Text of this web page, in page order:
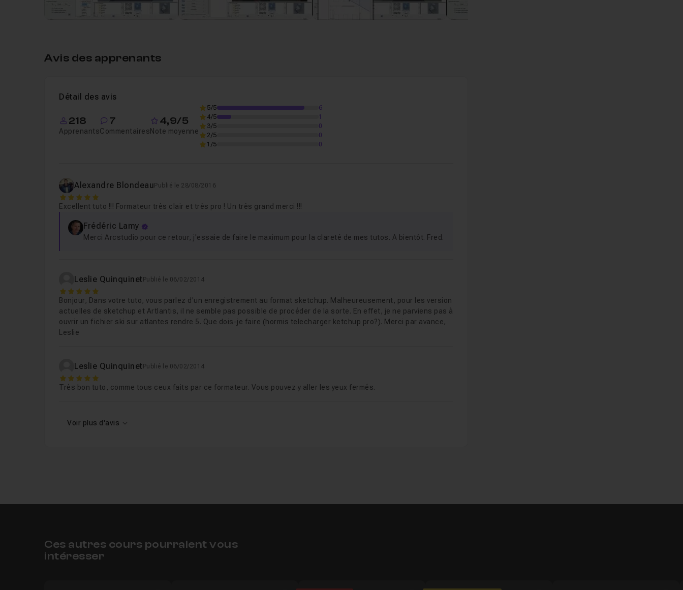
Avis des apprenants
Détail des avis
218
Apprenants
7
Commentaires
4,9/5
Note moyenne
5/5
6
4/5
1
3/5
0
2/5
0
1/5
0
Alexandre Blondeau Publié le 28/08/2016
5
Excellent tuto !!! Formateur très clair et très pro ! Un très grand merci !!!
Frédéric Lamy
Merci Arcstudio pour ce retour, j'essaie de faire le maximum pour la clareté de mes tutos. A bientôt. Fred.
Leslie Quinquinet Publié le 06/02/2014
5
Bonjour, Dans votre tuto, vous parlez d'un enregistrement au format sketchup. Malheureusement, pour les version
actuelles de sketchup et Artlantis, il ne semble pas possible de procéder de la sorte. En effet, je ne parviens pas à
ouvrir un fichier ski sur atlantes rendre 5. Que dois-je faire (hormis telecharger ketchup pro?). Merci par avance,
Leslie
Leslie Quinquinet Publié le 06/02/2014
5
Très bon tuto, comme tous ceux faits par ce formateur. Vous pouvez y aller les yeux fermés.
Voir plus d'avis
Ces autres cours pourraient vous
intéresser